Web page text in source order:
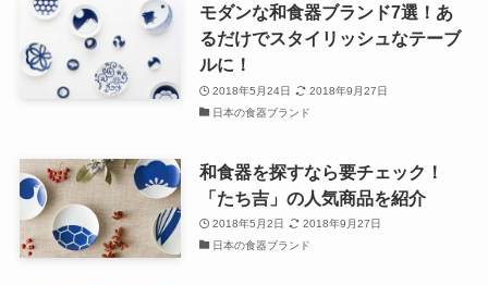
モダンな和食器ブランド7選！あ
るだけでスタイリッシュなテーブ
ルに！
2018年5月24日
2018年9月27日
日本の食器ブランド
和食器を探すなら要チェック！
「たち吉」の人気商品を紹介
2018年5月2日
2018年9月27日
日本の食器ブランド